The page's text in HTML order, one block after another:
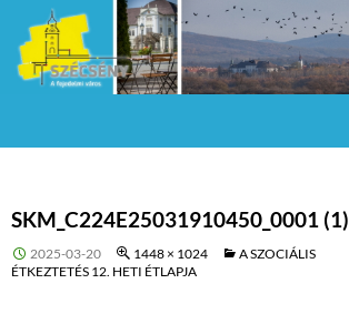
SKM_C224E25031910450_0001 (1)
2025-03-20 1448 × 1024
A SZOCIÁLIS
ÉTKEZTETÉS 12. HETI ÉTLAPJA